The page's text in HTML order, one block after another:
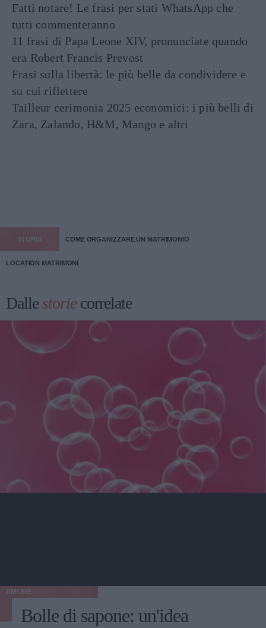
Fatti notare! Le frasi per stati WhatsApp che
tutti commenteranno
11 frasi di Papa Leone XIV, pronunciate quando
era Robert Francis Prevost
Frasi sulla libertà: le più belle da condividere e
su cui riflettere
Tailleur cerimonia 2025 economici: i più belli di
Zara, Zalando, H&M, Mango e altri
STORIA COME ORGANIZZARE UN MATRIMONIO
LOCATION MATRIMONI
Dallestoriecorrelate
AMORE
Bolle di sapone: un'idea